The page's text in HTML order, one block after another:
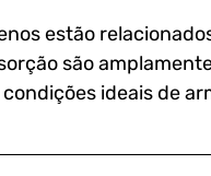
estão
são
ideais de